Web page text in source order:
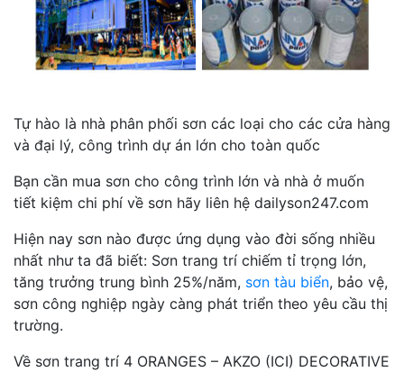
Tự hào là nhà phân phối sơn các loại cho các cửa hàng
và đại lý, công trình dự án lớn cho toàn quốc
Bạn cần mua sơn cho công trình lớn và nhà ở muốn
tiết kiệm chi phí về sơn hãy liên hệ dailyson247.com
Hiện nay sơn nào được ứng dụng vào đời sống nhiều
nhất như ta đã biết: Sơn trang trí chiếm tỉ trọng lớn,
tăng trưởng trung bình 25%/năm, sơn tàu biển, bảo vệ,
sơn công nghiệp ngày càng phát triển theo yêu cầu thị
trường.
Về sơn trang trí 4 ORANGES – AKZO (ICI) DECORATIVE